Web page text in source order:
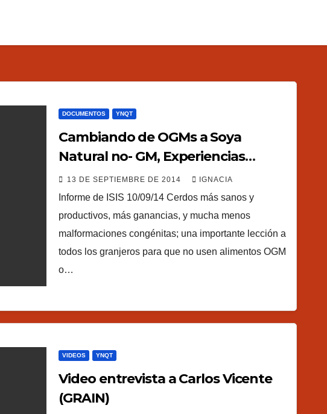
DOCUMENTOS YNQT
Cambiando de OGMs a Soya
Natural no- GM, Experiencias
desde Dinamarca
13 DE SEPTIEMBRE DE 2014 IGNACIA
Informe de ISIS 10/09/14 Cerdos más sanos y
productivos, más ganancias, y mucha menos
malformaciones congénitas; una importante lección a
todos los granjeros para que no usen alimentos OGM
o…
VIDEOS YNQT
Video entrevista a Carlos Vicente
(GRAIN)